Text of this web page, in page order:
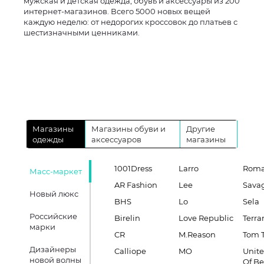
интернет-магазинов. Всего 5000 новых вещей
каждую неделю: от недорогих кроссовок до платьев с
шестизначными ценниками.
Магазины
одежды
Магазины обуви и
аксессуаров
Другие
магазины
Масс-маркет
Новый люкс
Российские
марки
Дизайнеры
новой волны
1001Dress
AR Fashion
BHS
Birelin
CR
Calliope
Larro
Lee
Lo
Love Republic
M.Reason
MO
Sela
Tom
Of